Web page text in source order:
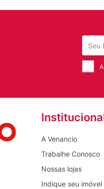
A Venancio
Trabalhe Conosco
Nossas lojas
Indique seu imóvel